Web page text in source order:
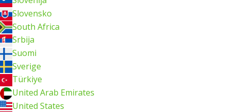
Slovensko
South Africa
Srbija
Suomi
Sverige
Türkiye
United Arab Emirates
United States